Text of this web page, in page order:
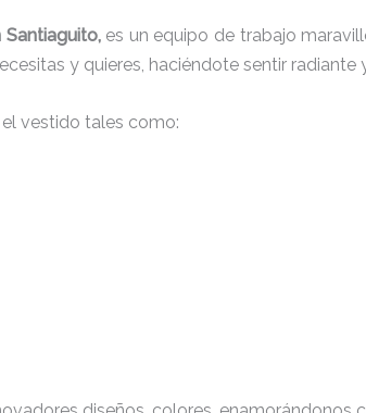
es un equipo de trabajo
y quieres, haciéndote sentir radiante
vestido tales como: